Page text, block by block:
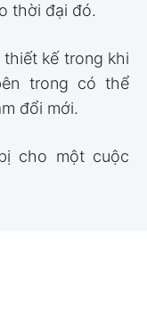
thời đại đó.
kế trong khi
trong có thể
đổi mới.
cho một cuộc